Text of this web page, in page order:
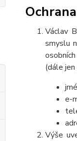
Václav
smyslu
(dále jen
e-
Výše